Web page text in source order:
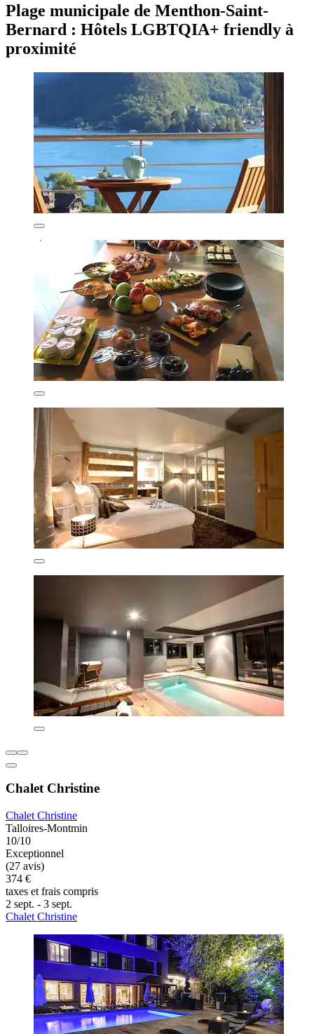
Plage municipale de Menthon-Saint-
Bernard : Hôtels LGBTQIA+ friendly à
proximité
Chalet Christine
Chalet Christine
Talloires-Montmin
10/10
Exceptionnel
(27 avis)
374 €
taxes et frais compris
2 sept. - 3 sept.
Chalet Christine